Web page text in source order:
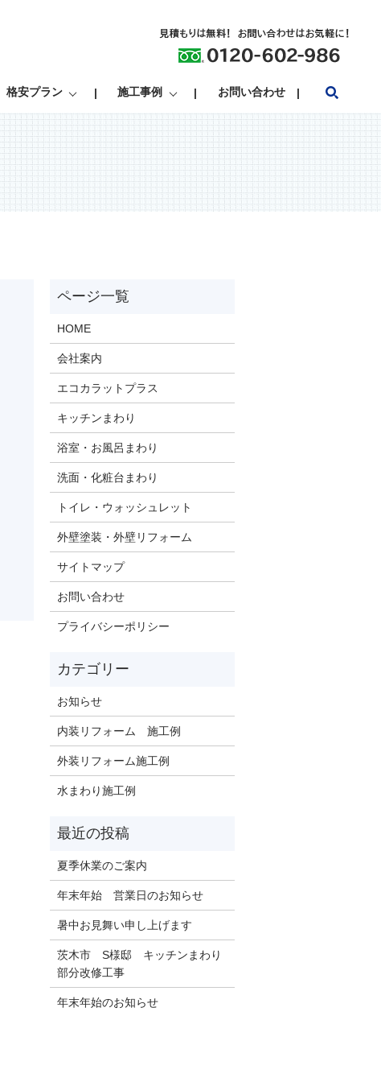
格安プラン 施工事例 お問い合わせ
HOME
会社案内
エコカラットプラス
キッチンまわり
浴室・お風呂まわり
洗面・化粧台まわり
トイレ・ウォッシュレット
外壁塗装・外壁リフォーム
サイトマップ
お問い合わせ
プライバシーポリシー
お知らせ
内装リフォーム 施工例
外装リフォーム施工例
水まわり施工例
夏季休業のご案内
年末年始 営業日のお知らせ
暑中お見舞い申し上げます
茨木市 S様邸 キッチンまわり
部分改修工事
年末年始のお知らせ